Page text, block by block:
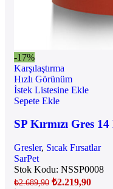
-17%
Karşılaştırma
Hızlı Görünüm
İstek Listesine Ekle
Sepete Ekle
SP Kırmızı Gres
Gresler, Sıcak Fırsatlar
SarPet
Stok Kodu: NSSP0008
₺2.689,90 ₺2.219,90